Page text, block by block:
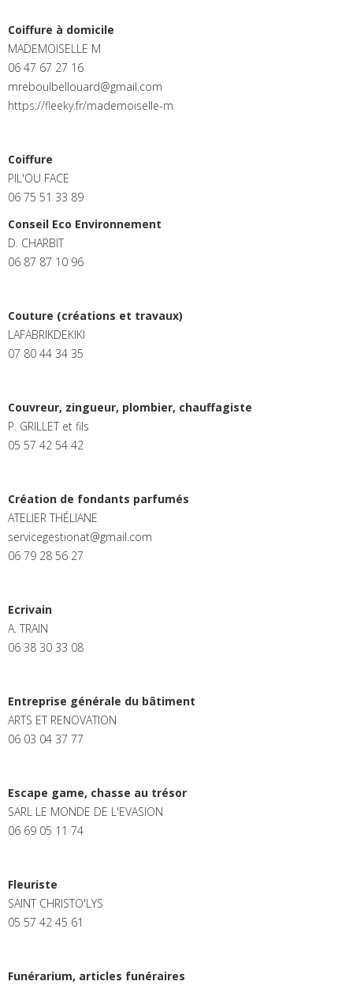
Coiffure à domicile
MADEMOISELLE M
06 47 67 27 16
mreboulbellouard@gmail.com
https://fleeky.fr/mademoiselle-m
Coiffure
PIL'OU FACE
06 75 51 33 89
Conseil Eco Environnement
D. CHARBIT
06 87 87 10 96
Couture (créations et travaux)
LAFABRIKDEKIKI
07 80 44 34 35
Couvreur, zingueur, plombier, chauffagiste
P. GRILLET et fils
05 57 42 54 42
Création de fondants parfumés
ATELIER THÉLIANE
servicegestionat@gmail.com
06 79 28 56 27
Ecrivain
A. TRAIN
06 38 30 33 08
Entreprise générale du bâtiment
ARTS ET RENOVATION
06 03 04 37 77
Escape game, chasse au trésor
SARL LE MONDE DE L'EVASION
06 69 05 11 74
Fleuriste
SAINT CHRISTO'LYS
05 57 42 45 61
Funérarium, articles funéraires